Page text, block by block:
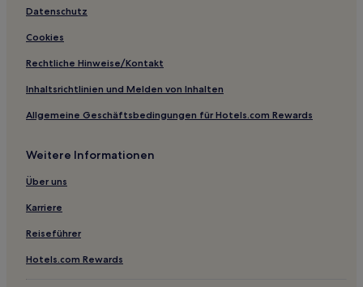
Hotels mit Parkplatz in Wajima
Business nahe Sekinohana
Hotels mit inbegriffenem Frühstück in Kanazawa
Business in Präfektur Ishikawa
Günstige in Präfektur Ishikawa
4-Sterne-Hotels in Kanazawa
Datenschutz
Cookies
Rechtliche Hinweise/Kontakt
Inhaltsrichtlinien und Melden von Inhalten
Allgemeine Geschäftsbedingungen für Hotels.com Rewards
Weitere Informationen
Über uns
Karriere
Reiseführer
Hotels.com Rewards